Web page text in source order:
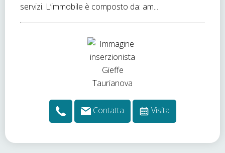
servizi. L’immobile è composto da: am...
Contatta Visita